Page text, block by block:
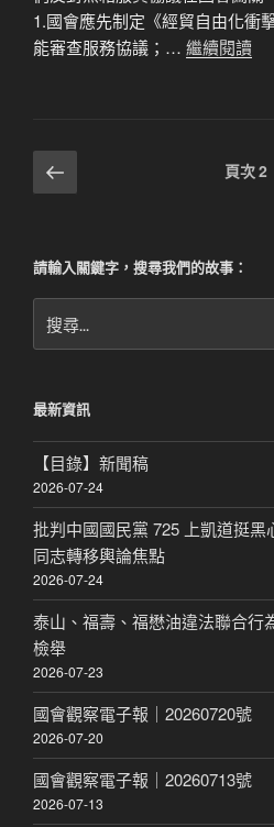
1.國會應先制定《經貿自由化衝
能審查服務協議；… 繼續閱讀
文
章
頁
上
一
頁次2
請輸入關鍵字，搜尋我們的故事：
尋
字:
最新資訊
【目錄】新聞稿
2026-07-24
批判中國國民黨 725 上凱道挺
同志轉移輿論焦點
2026-07-24
泰山、福壽、福懋油違法聯合
檢舉
2026-07-23
國會觀察電子報｜20260720號
2026-07-20
國會觀察電子報｜20260713號
2026-07-13